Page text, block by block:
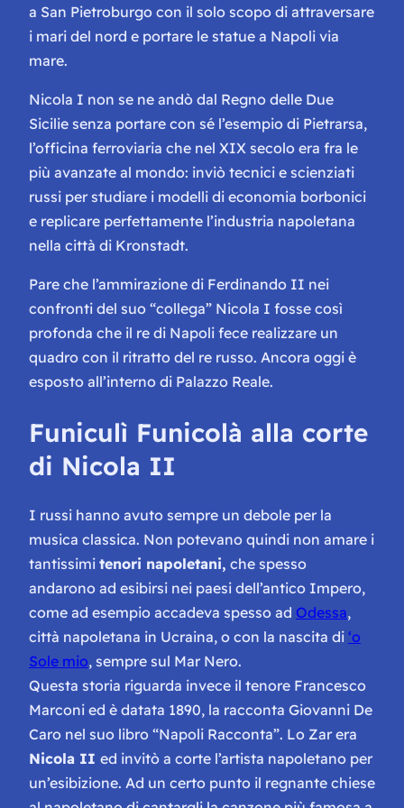
a San Pietroburgo con il solo scopo di attraversare
i mari del nord e portare le statue a Napoli via
mare.
Nicola I non se ne andò dal Regno delle Due
Sicilie senza portare con sé l’esempio di Pietrarsa,
l’officina ferroviaria che nel XIX secolo era fra le
più avanzate al mondo: inviò tecnici e scienziati
russi per studiare i modelli di economia borbonici
e replicare perfettamente l’industria napoletana
nella città di Kronstadt.
Pare che l’ammirazione di Ferdinando II nei
confronti del suo “collega” Nicola I fosse così
profonda che il re di Napoli fece realizzare un
quadro con il ritratto del re russo. Ancora oggi è
esposto all’interno di Palazzo Reale.
Funiculì Funicolà alla corte
di Nicola II
I russi hanno avuto sempre un debole per la
musica classica. Non potevano quindi non amare i
tantissimi tenori napoletani, che spesso
andarono ad esibirsi nei paesi dell’antico Impero,
come ad esempio accadeva spesso ad Odessa,
città napoletana in Ucraina, o con la nascita di ‘o
Sole mio, sempre sul Mar Nero.
Questa storia riguarda invece il tenore Francesco
Marconi ed è datata 1890, la racconta Giovanni De
Caro nel suo libro “Napoli Racconta”. Lo Zar era
Nicola II ed invitò a corte l’artista napoletano per
un’esibizione. Ad un certo punto il regnante chiese